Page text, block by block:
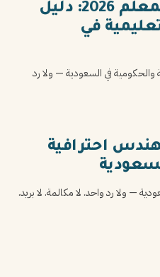
نموذج سيرة ذاتية للمعلم 2026: دليل
في
والحكومية في السعودية — ولا رد
احترافية
— ولا رد واحد. لا مكالمة. لا بريد.